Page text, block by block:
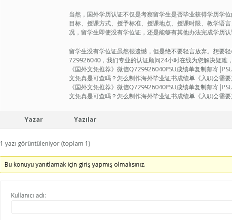
当然，国外学历认证不仅是考察留学生是否毕业获得学历学
目标、授课方式、授予标准、授课地点、授课时限、教学语
况，留学生即使没有学位证，还是能够有其他办法完成学历认
留学生没有学位证虽然很遗憾，但是绝不要轻言放弃。想要
729926040，我们专业的认证顾问24小时在线为您解决疑难
《国外文凭推荐》微信Q729926040PSU成绩单复制邮寄
文凭真是可查吗？怎么制作海外毕业证书成绩单《入职会需要
《国外文凭推荐》微信Q729926040PSU成绩单复制邮寄
文凭真是可查吗？怎么制作海外毕业证书成绩单《入职会需
Yazar Yazılar
1 yazı görüntüleniyor (toplam 1)
Bu konuyu yanıtlamak için giriş yapmış olmalısınız.
Kullanıcı adı: